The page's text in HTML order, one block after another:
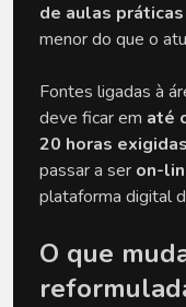
de aulas
menor do que o
Fontes ligadas à
deve ficar em até
20 horas
passar a ser on-
plataforma digital
O que